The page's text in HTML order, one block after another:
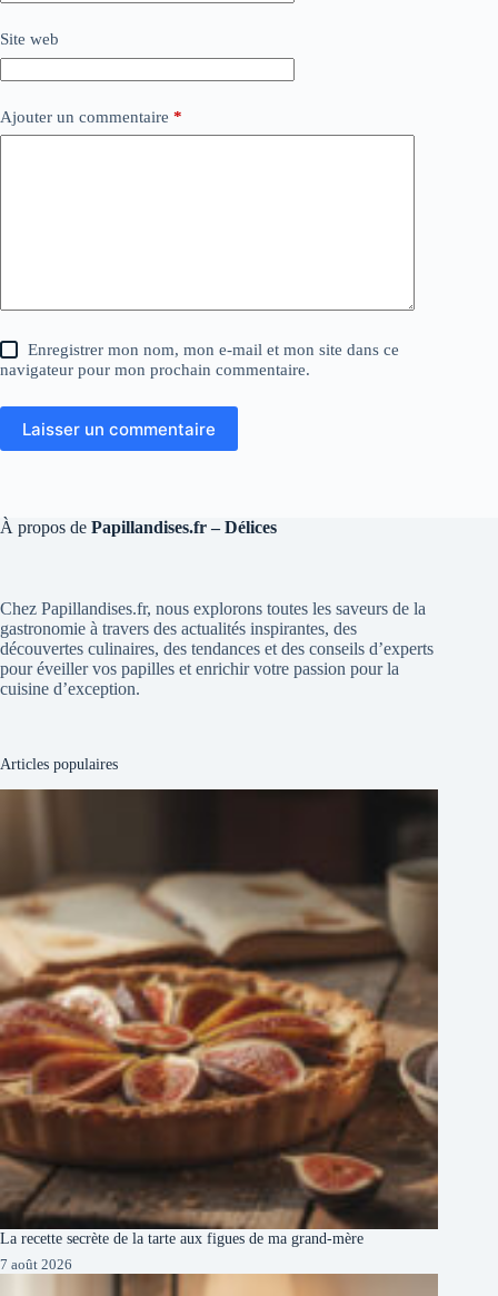
Site web
Ajouter un commentaire *
Enregistrer mon nom, mon e-mail et mon site dans ce
navigateur pour mon prochain commentaire.
Laisser un commentaire
À propos de Papillandises.fr – Délices
Chez Papillandises.fr, nous explorons toutes les saveurs de la
gastronomie à travers des actualités inspirantes, des
découvertes culinaires, des tendances et des conseils d’experts
pour éveiller vos papilles et enrichir votre passion pour la
cuisine d’exception.
Articles populaires
La recette secrète de la tarte aux figues de ma grand-mère
7 août 2026